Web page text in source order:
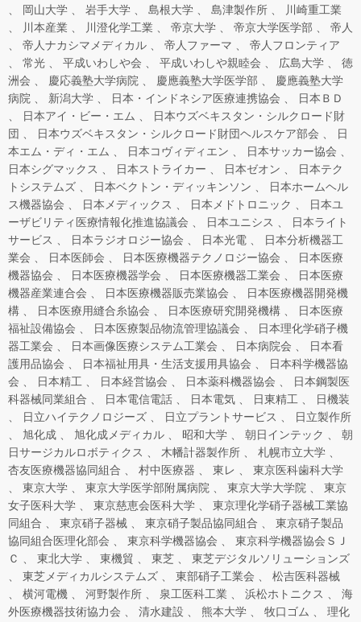
岡山大学
岩手大学 島根大学 島津製作所
川崎重工業
川本産業
川澄化学工業 帝京大学 帝京大学医学部
帝人
帝人ナカシマメディカル
帝人ファーマ
帝人フロンティア
常光
平成いわしや会 平成いわしや親睦会 広島大学
徳
洲会
慶応義塾大学病院 慶應義塾大学医学部
慶應義塾大学
病院
新潟大学 日本・インドネシア医療連携協会
日本ＢＤ
日本アイ・ビー・エム
日本ウズベキスタン・シルクロード財
団
日本ウズベキスタン・シルクロード財団ヘルスケア部会
日
本エム・ディ・エム
日本コヴィディエン
日本サッカー協会
日本シグマックス
日本ストライカー 日本ゼオン
日本テク
トシステムズ
日本ベクトン・ディッキンソン
日本ホームヘル
ス機器協会
日本メディックス 日本メドトロニック
日本ユ
ーザビリティ医療情報化推進協議会
日本ユニシス
日本ライト
サービス
日本ラジオロジー協会 日本光電
日本分析機器工
業会
日本医師会 日本医療機器テクノロジー協会
日本医療
機器協会
日本医療機器学会 日本医療機器工業会
日本医療
機器産業連合会
日本医療機器販売業協会
日本医療機器開発機
構
日本医療用縫合糸協会 日本医療研究開発機構
日本医療
福祉設備協会
日本医療製品物流管理協議会
日本理化学硝子機
器工業会
日本画像医療システム工業会 日本病院会
日本看
護用品協会
日本福祉用具・生活支援用具協会
日本科学機器協
会
日本精工 日本経営協会 日本薬科機器協会
日本鋼製医
科器械同業組合
日本電信電話 日本電気 日東精工
日機装
日立ハイテクノロジーズ
日立プラントサービス
日立製作所
旭化成
旭化成メディカル 昭和大学 朝日インテック
朝
日サージカルロボティクス
木幡計器製作所
札幌市立大学
杏友医療機器協同組合
村中医療器 東レ
東京医科歯科大学
東京大学
東京大学医学部附属病院 東京大学大学院
東京
女子医科大学
東京慈恵会医科大学
東京理化学硝子器械工業協
同組合
東京硝子器械 東京硝子製品協同組合
東京硝子製品
協同組合医理化部会
東京科学機器協会
東京科学機器協会ＳＪ
Ｃ
東北大学 東機貿 東芝
東芝デジタルソリューションズ
東芝メディカルシステムズ
東部硝子工業会
松吉医科器械
横河電機
河野製作所 泉工医科工業 浜松ホトニクス
海
外医療機器技術協力会
清水建設 熊本大学 牧口ゴム 理化